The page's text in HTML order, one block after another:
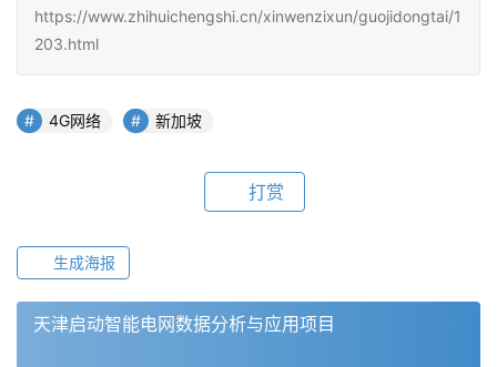
https://www.zhihuichengshi.cn/xinwenzixun/guojidongtai/1
203.html
4G网络 新加坡
打赏
生成海报
天津启动智能电网数据分析与应用项目